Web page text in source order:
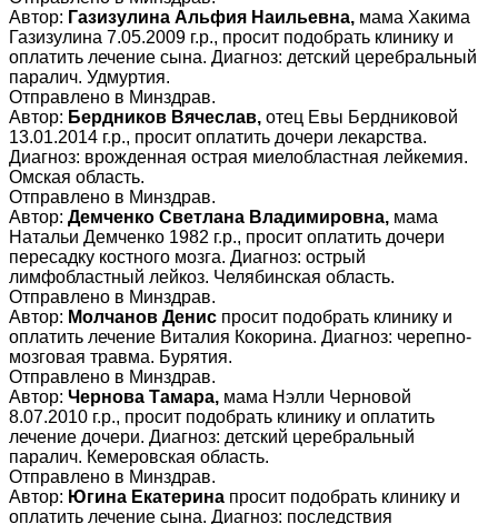
Автор: Газизулина Альфия Наильевна, мама Хакима
Газизулина 7.05.2009 г.р., просит подобрать клинику и
оплатить лечение сына. Диагноз: детский церебральный
паралич. Удмуртия.
Отправлено в Минздрав.
Автор: Бердников Вячеслав, отец Евы Бердниковой
13.01.2014 г.р., просит оплатить дочери лекарства.
Диагноз: врожденная острая миелобластная лейкемия.
Омская область.
Отправлено в Минздрав.
Автор: Демченко Светлана Владимировна, мама
Натальи Демченко 1982 г.р., просит оплатить дочери
пересадку костного мозга. Диагноз: острый
лимфобластный лейкоз. Челябинская область.
Отправлено в Минздрав.
Автор: Молчанов Денис просит подобрать клинику и
оплатить лечение Виталия Кокорина. Диагноз: черепно-
мозговая травма. Бурятия.
Отправлено в Минздрав.
Автор: Чернова Тамара, мама Нэлли Черновой
8.07.2010 г.р., просит подобрать клинику и оплатить
лечение дочери. Диагноз: детский церебральный
паралич. Кемеровская область.
Отправлено в Минздрав.
Автор: Югина Екатерина просит подобрать клинику и
оплатить лечение сына. Диагноз: последствия